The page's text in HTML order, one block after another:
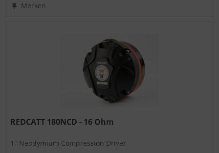
Merken
REDCATT 180NCD - 16 Ohm
1" Neodymium Compression Driver